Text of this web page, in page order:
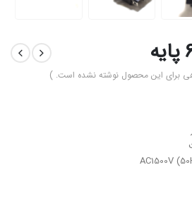
برای این محصول نوشته نشده است. )